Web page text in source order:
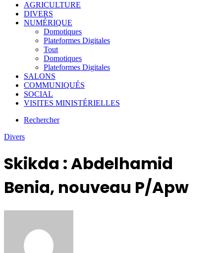
AGRICULTURE
DIVERS
NUMÉRIQUE
Domotiques
Plateformes Digitales
Tout
Domotiques
Plateformes Digitales
SALONS
COMMUNIQUÉS
SOCIAL
VISITES MINISTÉRIELLES
Rechercher
Divers
Skikda : Abdelhamid
Benia, nouveau P/Apw